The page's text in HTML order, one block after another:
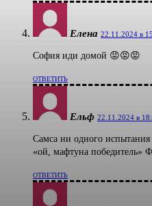
Елена 22.11.2024 в
София иди домой 😡😡😡
ОТВЕТИТЬ
Ельф 22.11.2024 в
Самса ни одного испытания
«ой, мафтуна победитель»
ОТВЕТИТЬ